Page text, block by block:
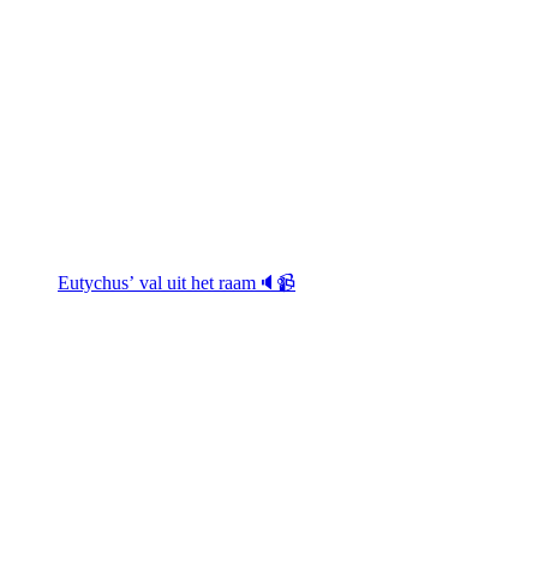
Eutychus’ val uit het raam🔈📹